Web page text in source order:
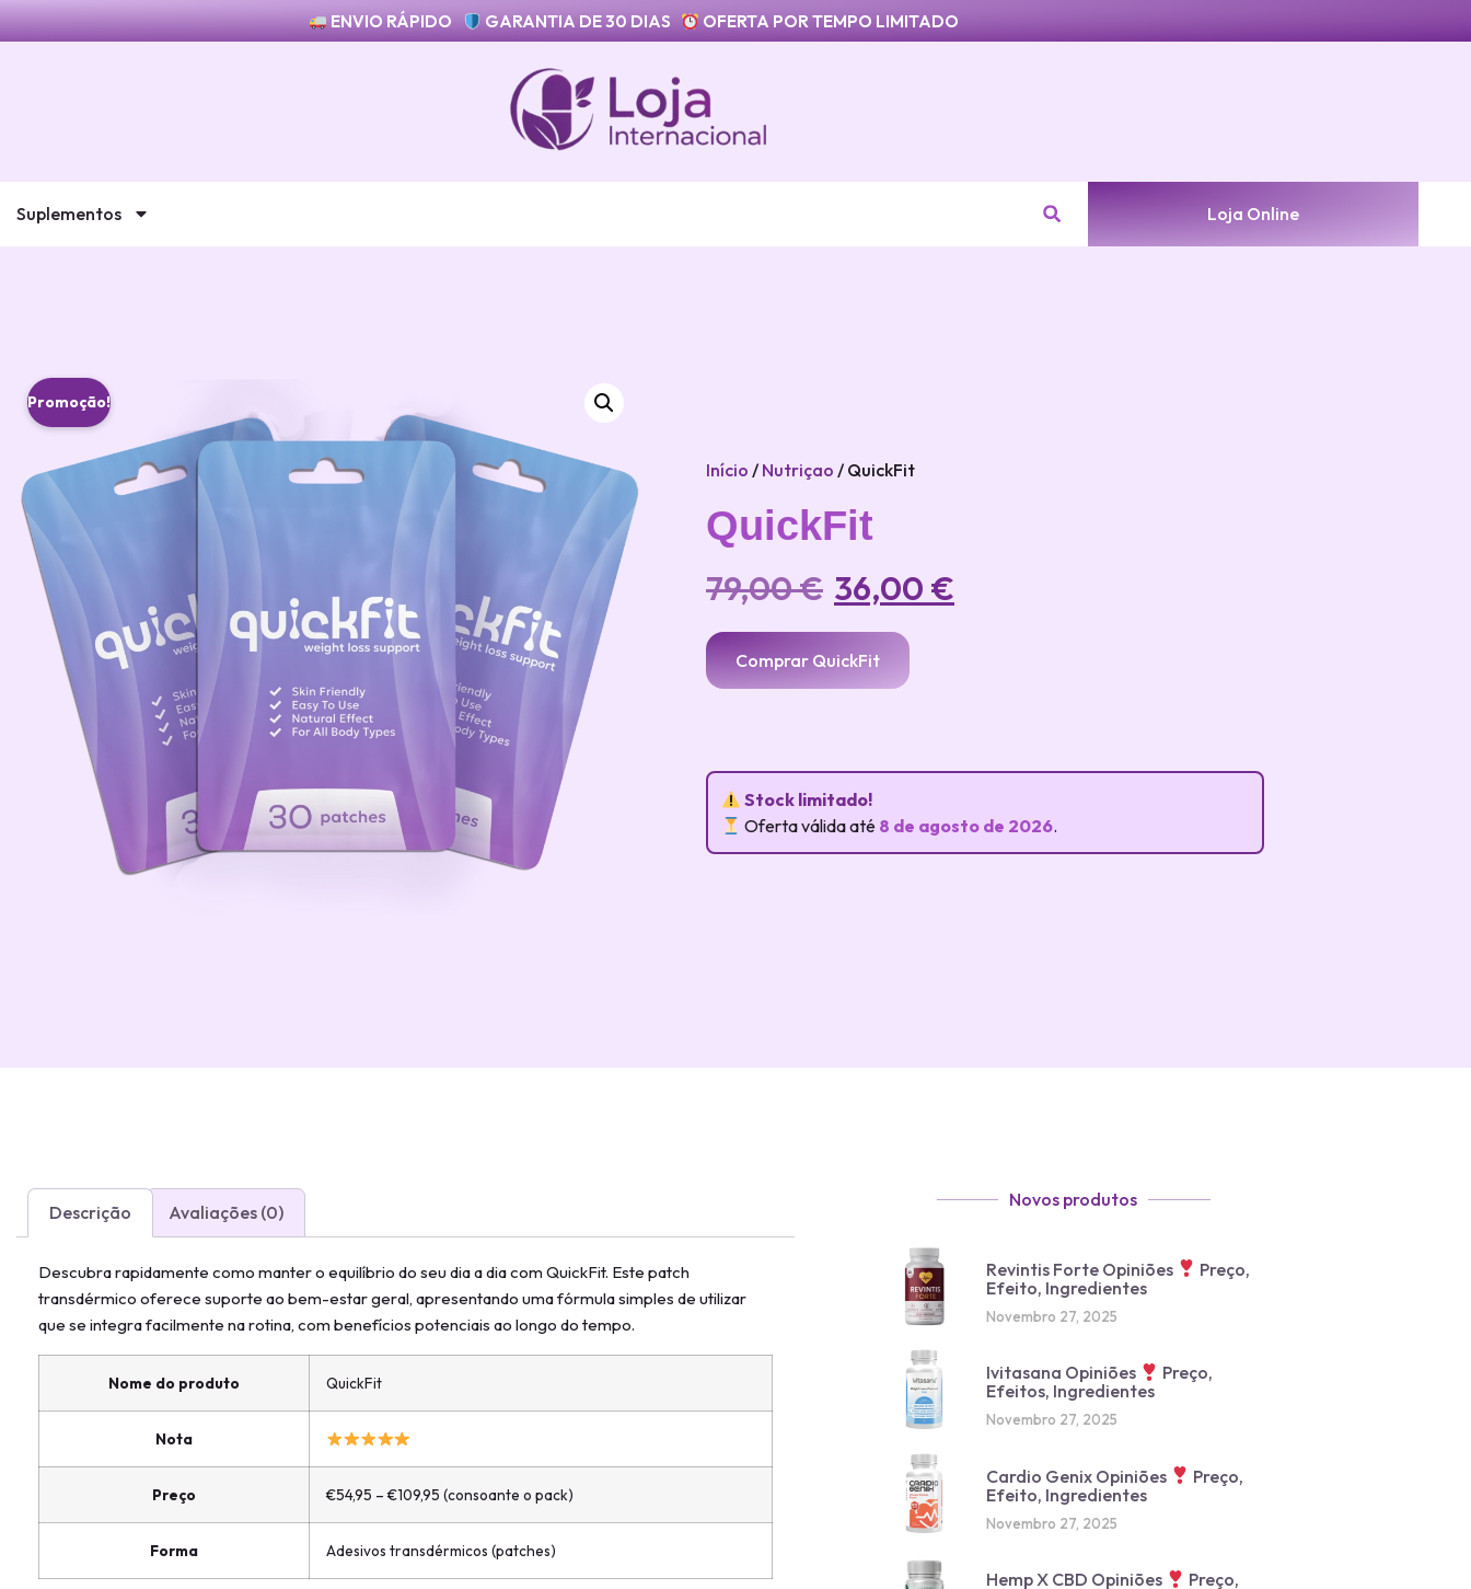
ENVIO RÁPIDO GARANTIA DE 30 DIAS OFERTA POR TEMPO LIMITADO
Suplementos Loja Online
Promoção!
Início / Nutriçao / QuickFit
QuickFit
79,00€ 36,00 €
Comprar QuickFit
Stock limitado!
Oferta válida até 8 de agosto de 2026.
Descrição Avaliações (0)
Descubra rapidamente como manter o equilíbrio do seu dia a dia com QuickFit. Este patch
transdérmico oferece suporte ao bem-estar geral, apresentando uma fórmula simples de utilizar
que se integra facilmente na rotina, com benefícios potenciais ao longo do tempo.
Nome do produto QuickFit
Nota
Preço €54,95 – €109,95 (consoante o pack)
Forma Adesivos transdérmicos (patches)
Novos produtos
Revintis Forte Opiniões
Preço,
Efeito, Ingredientes
Novembro 27, 2025
Ivitasana Opiniões
Preço,
Efeitos, Ingredientes
Novembro 27, 2025
Cardio Genix Opiniões
Preço,
Efeito, Ingredientes
Novembro 27, 2025
Hemp X CBD Opiniões
Preço,